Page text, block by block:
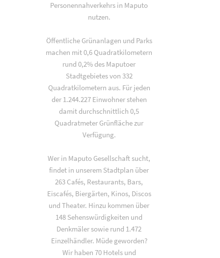
Personennahverkehrs in Maputo
nutzen.
Öffentliche Grünanlagen und Parks
machen mit 0,6 Quadratkilometern
rund 0,2% des Maputoer
Stadtgebietes von 332
Quadratkilometern aus. Für jeden
der 1.244.227 Einwohner stehen
damit durchschnittlich 0,5
Quadratmeter Grünfläche zur
Verfügung.
Wer in Maputo Gesellschaft sucht,
findet in unserem Stadtplan über
263 Cafés, Restaurants, Bars,
Eiscafés, Biergärten, Kinos, Discos
und Theater. Hinzu kommen über
148 Sehenswürdigkeiten und
Denkmäler sowie rund 1.472
Einzelhändler. Müde geworden?
Wir haben 70 Hotels und